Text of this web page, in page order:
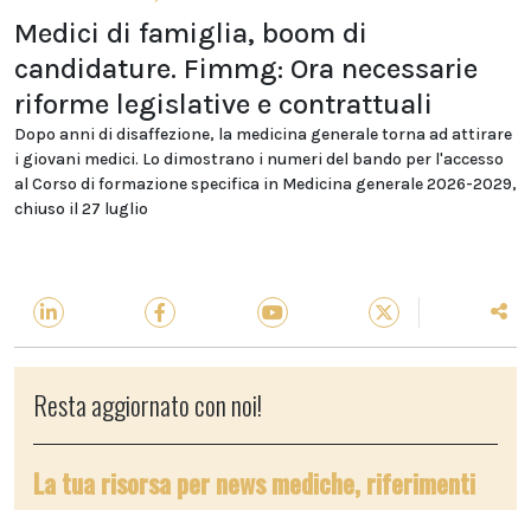
Medici di famiglia, boom di
candidature. Fimmg: Ora necessarie
riforme legislative e contrattuali
Dopo anni di disaffezione, la medicina generale torna ad attirare
i giovani medici. Lo dimostrano i numeri del bando per l'accesso
al Corso di formazione specifica in Medicina generale 2026-2029,
chiuso il 27 luglio
Resta aggiornato con noi!
La tua risorsa per news mediche, riferimenti